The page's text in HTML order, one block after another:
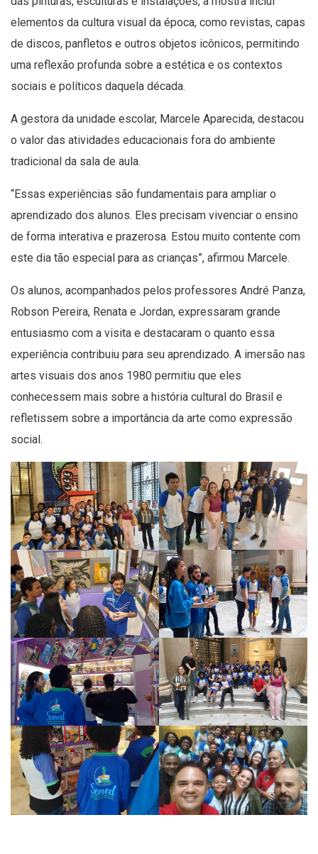
elementos da cultura visual da época, como revistas, capas
de discos, panfletos e outros objetos icônicos, permitindo
uma reflexão profunda sobre a estética e os contextos
sociais e políticos daquela década.
A gestora da unidade escolar, Marcele Aparecida, destacou
o valor das atividades educacionais fora do ambiente
tradicional da sala de aula.
“Essas experiências são fundamentais para ampliar o
aprendizado dos alunos. Eles precisam vivenciar o ensino
de forma interativa e prazerosa. Estou muito contente com
este dia tão especial para as crianças”, afirmou Marcele.
Os alunos, acompanhados pelos professores André Panza,
Robson Pereira, Renata e Jordan, expressaram grande
entusiasmo com a visita e destacaram o quanto essa
experiência contribuiu para seu aprendizado. A imersão nas
artes visuais dos anos 1980 permitiu que eles
conhecessem mais sobre a história cultural do Brasil e
refletissem sobre a importância da arte como expressão
social.